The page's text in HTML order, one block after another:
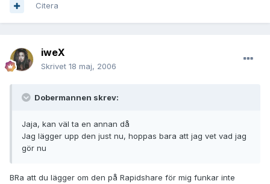
Citera
iweX
Skrivet 18 maj, 2006
Dobermannen skrev:
Jaja, kan väl ta en annan då
Jag lägger upp den just nu, hoppas bara att jag vet vad jag
gör nu
BRa att du lägger om den på Rapidshare för mig funkar inte